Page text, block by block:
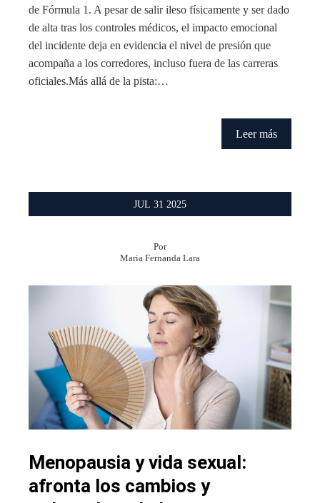
de Fórmula 1. A pesar de salir ileso físicamente y ser dado
de alta tras los controles médicos, el impacto emocional
del incidente deja en evidencia el nivel de presión que
acompaña a los corredores, incluso fuera de las carreras
oficiales.Más allá de la pista:…
Leer más
JUL 31 2025
Por
Maria Fernanda Lara
Menopausia y vida sexual:
afronta los cambios y